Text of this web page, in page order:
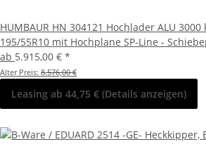
HUMBAUR HN 304121 Hochlader ALU 3000
195/55R10 mit Hochplane SP-Line -
ab 5.915,00 € *
Alter Preis: 8.576,00 €
Leasing ab 44,75 € (Details anzeigen)